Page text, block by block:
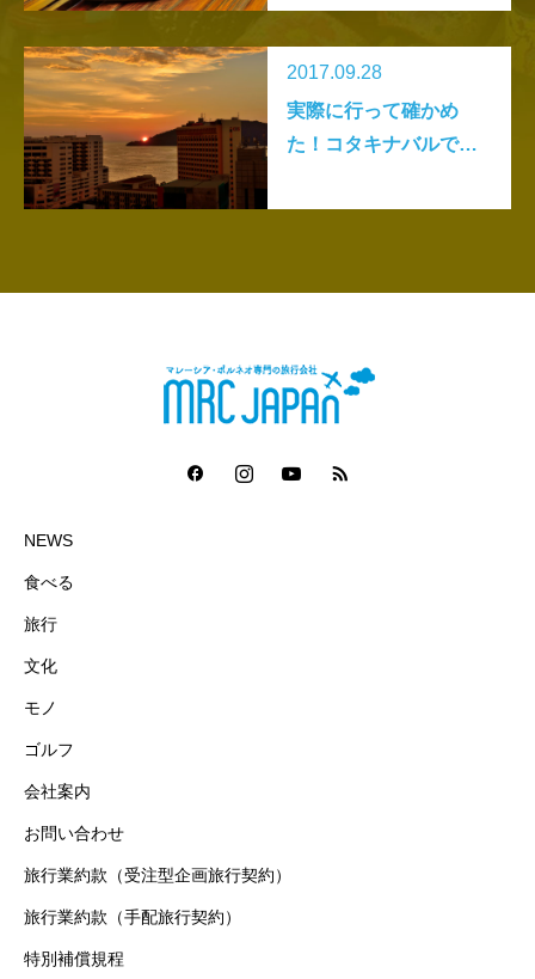
メ・ショップ編ー
2017.09.28
実際に行って確かめ
た！コタキナバルで絶
ポットベスト15
NEWS
食べる
旅行
文化
モノ
ゴルフ
会社案内
お問い合わせ
旅行業約款（受注型企画旅行契約）
旅行業約款（手配旅行契約）
特別補償規程